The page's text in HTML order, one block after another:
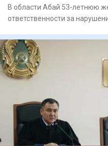
В области Абай 53-летнюю
ответственности за